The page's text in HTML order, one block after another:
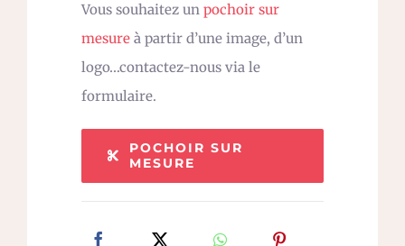
Vous souhaitez un pochoir sur
mesure à partir d’une image, d’un
logo…contactez-nous via le
formulaire.
POCHOIR SUR
MESURE